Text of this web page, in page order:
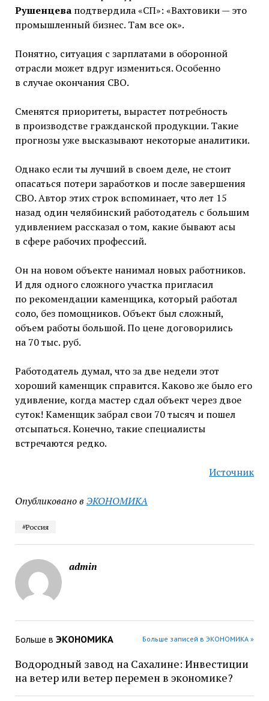
Рушенцеваподтвердила «СП»: «Вахтовики — это
промышленный бизнес. Там все ок».
Понятно, ситуация с зарплатами в оборонной
отрасли может вдруг измениться. Особенно
в случае окончания СВО.
Сменятся приоритеты, вырастет потребность
в производстве гражданской продукции. Такие
прогнозы уже высказывают некоторые аналитики.
Однако если ты лучший в своем деле, не стоит
опасаться потери заработков и после завершения
СВО. Автор этих строк вспоминает, что лет 15
назад один челябинский работодатель с большим
удивлением рассказал о том, какие бывают асы
в сфере рабочих профессий.
Он на новом объекте нанимал новых работников.
И для одного сложного участка пригласил
по рекомендации каменщика, который работал
соло, без помощников. Объект был сложный,
объем работы большой. По цене договорились
на 70 тыс. руб.
Работодатель думал, что за две недели этот
хороший каменщик справится. Каково же было его
удивление, когда мастер сдал объект через двое
суток! Каменщик забрал свои 70 тысяч и пошел
отсыпаться. Конечно, такие специалисты
встречаются редко.
Источник
Опубликовано в ЭКОНОМИКА
#Россия
admin
Больше в ЭКОНОМИКА Больше записей в ЭКОНОМИКА »
Водородный завод на Сахалине: Инвестиции
на ветер или ветер перемен в экономике?